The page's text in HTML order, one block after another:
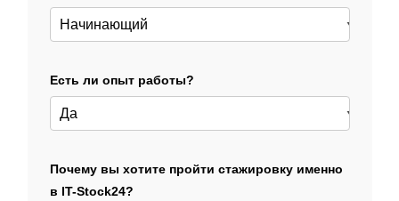
Есть ли опыт работы?
Почему вы хотите пройти стажировку именно
в IT-Stock24?